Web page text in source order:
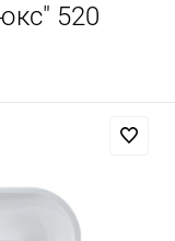
520